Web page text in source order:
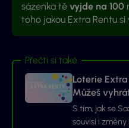
sázenka tě vyjde na 100
toho jakou Extra Rentu si
Přečti si také
Loterie
Můžeš
S tím, jak se
souvisí i